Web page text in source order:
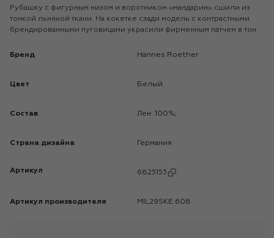
Рубашку с фигурным низом и воротником «мандарин» сшили из
тонкой льняной ткани. На кокетке сзади модель с контрастными
брендированными пуговицами украсили фирменным патчем в тон.
Бренд Hannes Roether
Цвет Белый
Состав Лен: 100%;
Страна дизайна Германия
Артикул 6825153
Артикул производителя MIL29SKE.608